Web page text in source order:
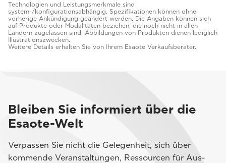
Technologien und Leistungsmerkmale sind
system-/konfigurationsabhängig. Spezifikationen können ohne
vorherige Ankündigung geändert werden. Die Angaben können sich
auf Produkte oder Modalitäten beziehen, die noch nicht in allen
Ländern zugelassen sind. Abbildungen von Produkten dienen lediglich
Illustrationszwecken.
Weitere Details erhalten Sie von Ihrem Esaote Verkaufsberater.
Bleiben Sie informiert über die
Esaote-Welt
Verpassen Sie nicht die Gelegenheit, sich über
kommende Veranstaltungen, Ressourcen für Aus-